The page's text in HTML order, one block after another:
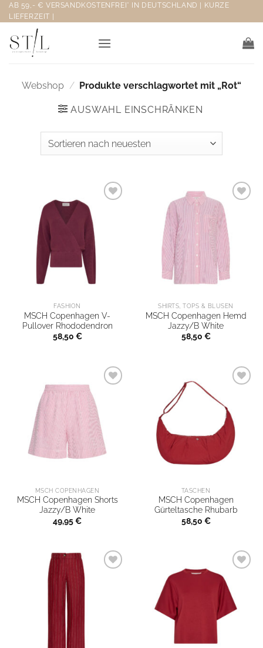
Zum
Inhalt
springen
AB 59,- € VERSANDKOSTENFREI* IN DEUTSCHLAND | KURZE
LIEFERZEIT |
Webshop / Produkte verschlagwortet mit „Rot“
AUSWAHL EINSCHRÄNKEN
FASHION
MSCH Copenhagen V-
Pullover Rhododendron
58,50 €
SHIRTS, TOPS & BLUSEN
MSCH Copenhagen Hemd
Jazzy/B White
58,50 €
MSCH COPENHAGEN
MSCH Copenhagen Shorts
Jazzy/B White
49,95€
TASCHEN
MSCH Copenhagen
Gürteltasche Rhubarb
58,50 €